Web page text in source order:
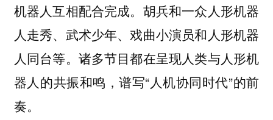
机器人互相配合完成。胡兵和一众人形机器
人走秀、武术少年、戏曲小演员和人形机器
人同台等。诸多节目都在呈现人类与人形机
器人的共振和鸣，谱写“人机协同时代”的前
奏。